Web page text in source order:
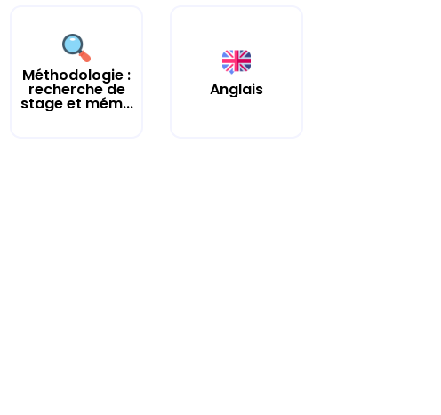
Méthodologie :
recherche de
stage et mém...
Anglais